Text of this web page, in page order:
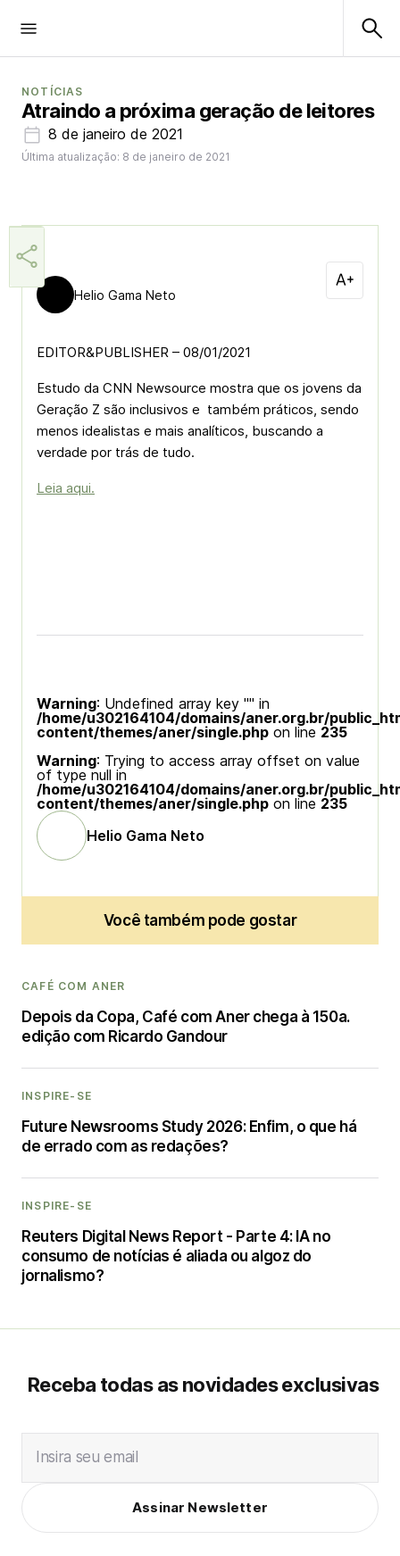
NOTÍCIAS
Atraindo a próxima geração de leitores
8 de janeiro de 2021
Última atualização: 8 de janeiro de 2021
Helio Gama Neto
EDITOR&PUBLISHER – 08/01/2021
Estudo da CNN Newsource mostra que os jovens da
Geração Z são inclusivos e também práticos, sendo
menos idealistas e mais analíticos, buscando a
verdade por trás de tudo.
Leia aqui.
Warning: Undefined array key "" in
/home/u302164104/domains/aner.org.br/
content/themes/aner/single.php on line 235
Warning: Trying to access array offset on value
of type null in
/home/u302164104/domains/aner.org.br/
content/themes/aner/single.php on line 235
Helio Gama Neto
Você também pode gostar
CAFÉ COM ANER
Depois da Copa, Café com Aner chega à 150a.
edição com Ricardo Gandour
INSPIRE-SE
Future Newsrooms Study 2026: Enfim, o que há
de errado com as redações?
INSPIRE-SE
Reuters Digital News Report - Parte 4: IA no
consumo de notícias é aliada ou algoz do
jornalismo?
Receba todas as novidades exclusivas
Insira seu email
Assinar Newsletter